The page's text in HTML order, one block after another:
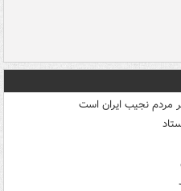
مردم نجیب ایران است